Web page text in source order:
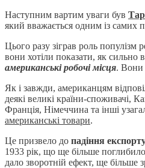
Наступним вартим уваги був
який вважається одним із самих
Цього разу зіграв роль популізм
вони хотіли показати, як сильно
американські робочі місця. Вони
Як і завжди, американцям
деякі великі країни-споживачі,
Франція, Німеччина та інші
американські товари.
Це призвело до падіння
1933 рік, що ще більше поглибило
дало зворотній ефект, ще більше